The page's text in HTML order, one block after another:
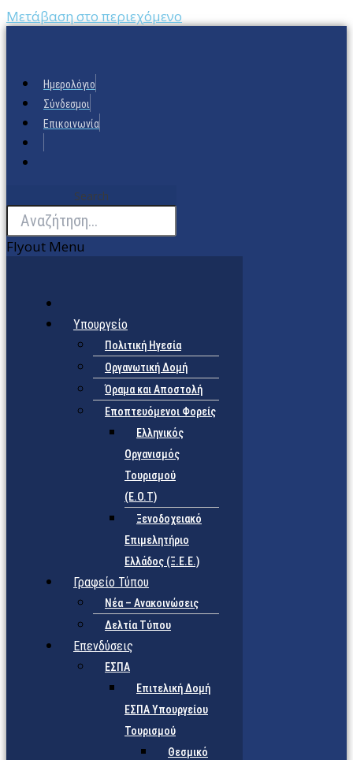
Μετάβαση στο περιεχόμενο
Ημερολόγιο
Σύνδεσμοι
Επικοινωνία
Search
Flyout Menu
Υπουργείο
Πολιτική Ηγεσία
Οργανωτική Δομή
Όραμα και Αποστολή
Εποπτευόμενοι Φορείς
Eλληνικός
Οργανισμός
Τουρισμού
(Ε.Ο.Τ)
Ξενοδοχειακό
Επιμελητήριο
Ελλάδος (Ξ.Ε.Ε.)
Γραφείο Τύπου
Νέα – Ανακοινώσεις
Δελτία Τύπου
Επενδύσεις
ΕΣΠΑ
Επιτελική Δομή
ΕΣΠΑ Υπουργείου
Τουρισμού
Θεσμικό